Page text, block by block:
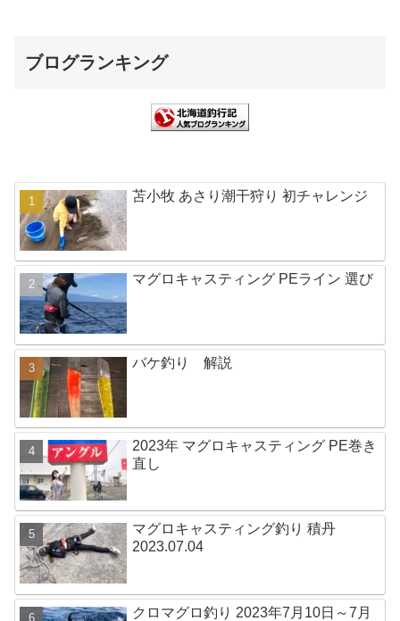
ブログランキング
苫小牧 あさり潮干狩り 初チャレンジ
マグロキャスティング PEライン 選び
バケ釣り 解説
2023年 マグロキャスティング PE巻き
直し
マグロキャスティング釣り 積丹
2023.07.04
クロマグロ釣り 2023年7月10日～7月